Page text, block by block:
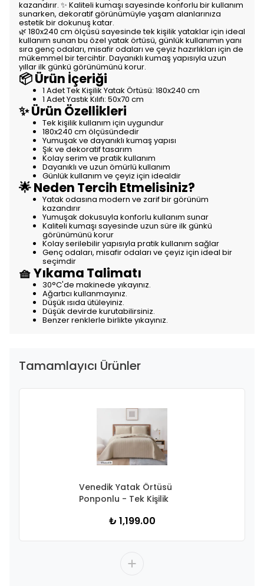
kazandırır. ✨ Kaliteli kumaşı sayesinde konforlu bir kullanım
sunarken, dekoratif görünümüyle yaşam alanlarınıza
estetik bir dokunuş katar.
🌿 180x240 cm ölçüsü sayesinde tek kişilik yataklar için ideal
kullanım sunan bu özel yatak örtüsü, günlük kullanımın yanı
sıra genç odaları, misafir odaları ve çeyiz hazırlıkları için de
mükemmel bir tercihtir. Dayanıklı kumaş yapısıyla uzun
yıllar ilk günkü görünümünü korur.
📦 Ürün İçeriği
1 Adet Tek Kişilik Yatak Örtüsü: 180x240 cm
1 Adet Yastık Kılıfı: 50x70 cm
✨ Ürün Özellikleri
Tek kişilik kullanım için uygundur
180x240 cm ölçüsündedir
Yumuşak ve dayanıklı kumaş yapısı
Şık ve dekoratif tasarım
Kolay serim ve pratik kullanım
Dayanıklı ve uzun ömürlü kullanım
Günlük kullanım ve çeyiz için idealdir
🌟 Neden Tercih Etmelisiniz?
Yatak odasına modern ve zarif bir görünüm
kazandırır
Yumuşak dokusuyla konforlu kullanım sunar
Kaliteli kumaşı sayesinde uzun süre ilk günkü
görünümünü korur
Kolay serilebilir yapısıyla pratik kullanım sağlar
Genç odaları, misafir odaları ve çeyiz için ideal bir
seçimdir
🧺 Yıkama Talimatı
30°C'de makinede yıkayınız.
Ağartıcı kullanmayınız.
Düşük ısıda ütüleyiniz.
Düşük devirde kurutabilirsiniz.
Benzer renklerle birlikte yıkayınız.
Tamamlayıcı Ürünler
Venedik Yatak Örtüsü
Ponponlu - Tek Kişilik
₺ 1,199.00